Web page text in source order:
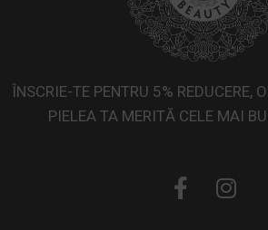
ÎNSCRIE-TE PENTRU 5% REDUCERE,
PIELEA TA MERITĂ CELE MAI